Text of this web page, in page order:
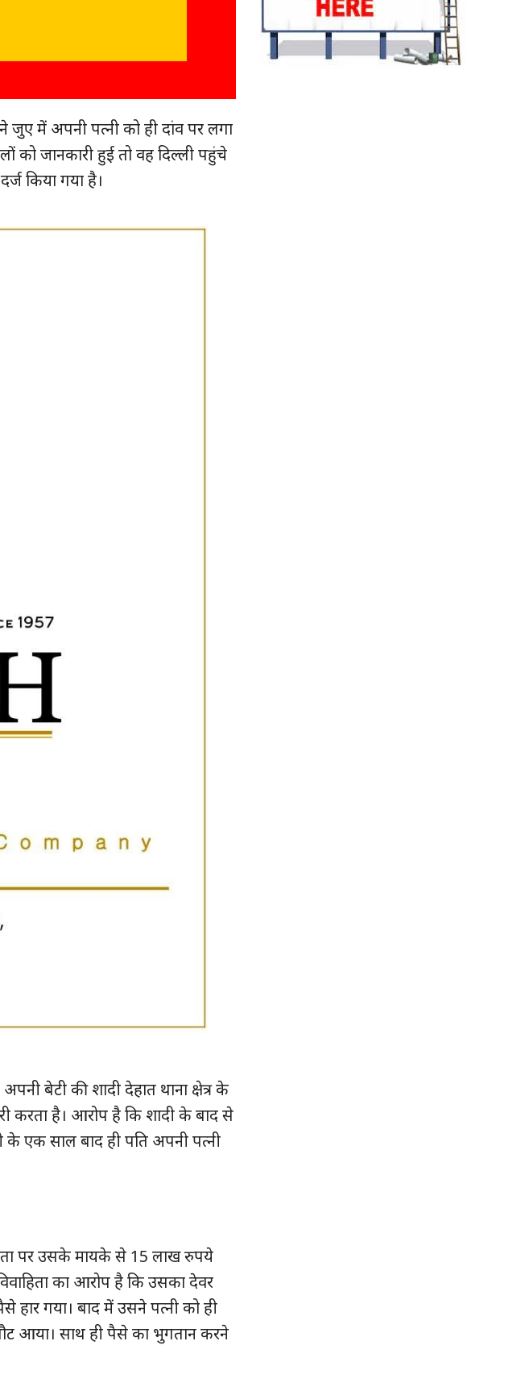
में अपनी पत्नी को ही दांव पर लगा
को जानकारी हुई तो वह दिल्ली पहुंचे
क‍िया गया है।
बेटी की शादी देहात थाना क्षेत्र के
करता है। आरोप है कि शादी के बाद से
के एक साल बाद ही पति अपनी पत्नी
पर उसके मायके से 15 लाख रुपये
का आरोप है कि उसका देवर
हार गया। बाद में उसने पत्नी को ही
आया। साथ ही पैसे का भुगतान करने